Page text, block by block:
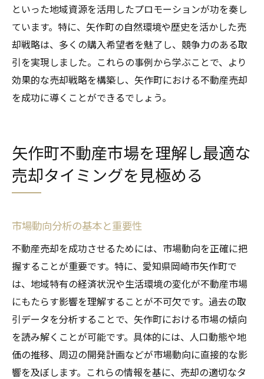
といった地域資源を活用したプロモーションが功を奏し
ています。特に、矢作町の自然環境や歴史を活かした売
却戦略は、多くの購入希望者を魅了し、競争力のある取
引を実現しました。これらの事例から学ぶことで、より
効果的な売却戦略を構築し、矢作町における不動産売却
を成功に導くことができるでしょう。
矢作町不動産市場を理解し最適な
売却タイミングを見極める
市場動向分析の基本と重要性
不動産売却を成功させるためには、市場動向を正確に把
握することが重要です。特に、愛知県岡崎市矢作町で
は、地域特有の経済状況や生活環境の変化が不動産市場
にもたらす影響を理解することが不可欠です。過去の取
引データを分析することで、矢作町における市場の傾向
を読み解くことが可能です。具体的には、人口動態や地
価の推移、周辺の開発計画などが市場動向に直接的な影
響を及ぼします。これらの情報を基に、売却の適切なタ